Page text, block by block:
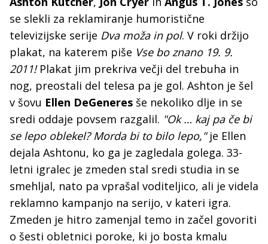
se slekli za reklamiranje humoristične
televizijske serije Dva moža in pol. V roki držijo
plakat, na katerem piše Vse bo znano 19. 9.
2011!Plakat jim prekriva večji del trebuha in
nog, preostali del telesa pa je gol. Ashton je šel
v šovu Ellen DeGeneres še nekoliko dlje in se
sredi oddaje povsem razgalil. "Ok … kaj pa če bi
se lepo oblekel? Morda bi to bilo lepo,"je Ellen
dejala Ashtonu, ko ga je zagledala golega. 33-
letni igralec je zmeden stal sredi studia in se
smehljal, nato pa vprašal voditeljico, ali je videla
reklamno kampanjo na serijo, v kateri igra.
Zmeden je hitro zamenjal temo in začel govoriti
o šesti obletnici poroke, ki jo bosta kmalu